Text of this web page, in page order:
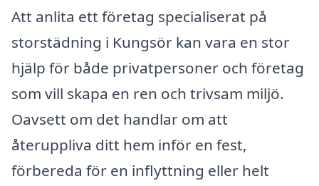
Att anlita ett företag specialiserat på
storstädning i Kungsör kan vara en stor
hjälp för både privatpersoner och företag
som vill skapa en ren och trivsam miljö.
Oavsett om det handlar om att
återuppliva ditt hem inför en fest,
förbereda för en inflyttning eller helt